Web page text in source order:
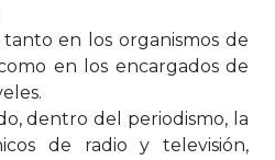
en los organismos de
en los encargados de
dentro del periodismo, la
de radio y televisión,